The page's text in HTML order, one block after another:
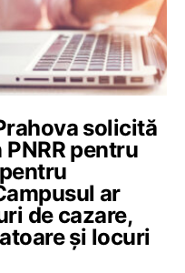
solicită
pentru
ar
de cazare,
și locuri